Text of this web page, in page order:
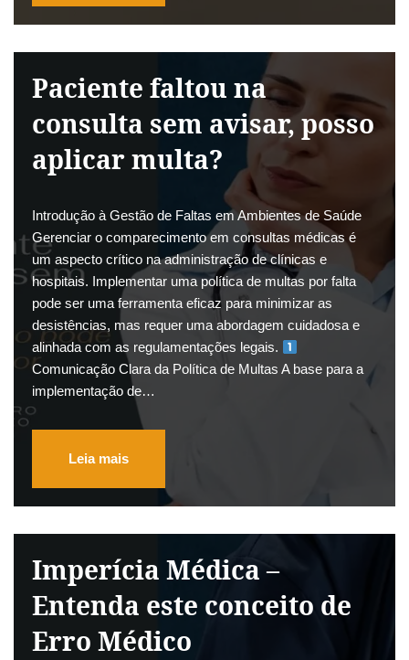
Paciente faltou na
consulta sem avisar, posso
aplicar multa?
Introdução à Gestão de Faltas em Ambientes de Saúde
Gerenciar o comparecimento em consultas médicas é
um aspecto crítico na administração de clínicas e
hospitais. Implementar uma política de multas por falta
pode ser uma ferramenta eficaz para minimizar as
desistências, mas requer uma abordagem cuidadosa e
alinhada com as regulamentações legais.
Comunicação Clara da Política de Multas A base para a
implementação de…
Leia mais
Imperícia Médica –
Entenda este conceito de
Erro Médico